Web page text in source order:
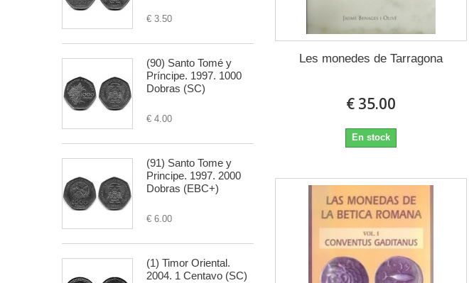
€ 3.50
(90) Santo Tomé y
Príncipe. 1997. 1000
Dobras (SC)
€ 4.00
(91) Santo Tome y
Principe. 1997. 2000
Dobras (EBC+)
€ 6.00
(1) Timor Oriental.
2004. 1 Centavo (SC)
Les monedes de Tarragona
€ 35.00
En stock